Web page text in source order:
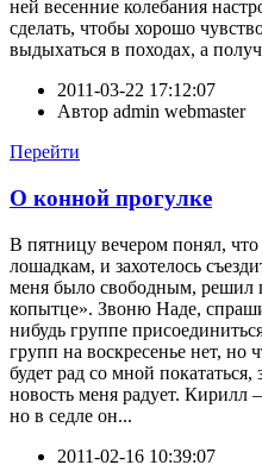
ней весенние колебания
сделать, чтобы хорошо
выдыхаться в походах, а
2011-03-22 17:12:07
Автор admin webmaster
Перейти
О конной прогулке
В пятницу вечером понял,
лошадкам, и захотелось
меня было свободным, решил
копытце». Звоню Наде,
нибудь группе
групп на воскресенье нет, но
будет рад со мной
новость меня радует. Кирилл
но в седле он...
2011-02-16 10:39:07